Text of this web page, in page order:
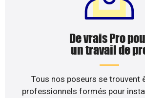
De vrais Pro
un travail de
Tous nos poseurs se trouvent
professionnels formés pour